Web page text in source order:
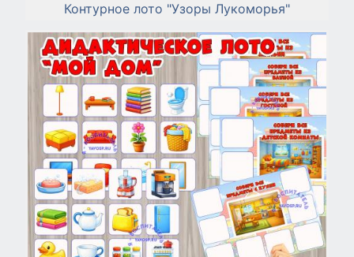
Контурное лото "Узоры Лукоморья"